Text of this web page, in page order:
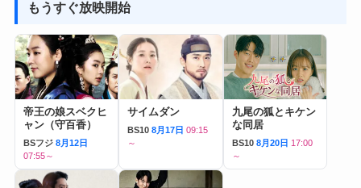
もうすぐ放映開始
帝王の娘スベクヒ
ャン（守百香）
BSフジ 8月12日
07:55～
サイムダン
BS10 8月17日 09:15
～
九尾の狐とキケン
な同居
BS10 8月20日 17:00
～